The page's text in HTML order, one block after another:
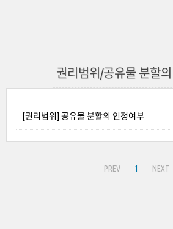
권리범위/공유물 분할
[권리범위] 공유물 분할의 인정여부
PREV 1 NEXT